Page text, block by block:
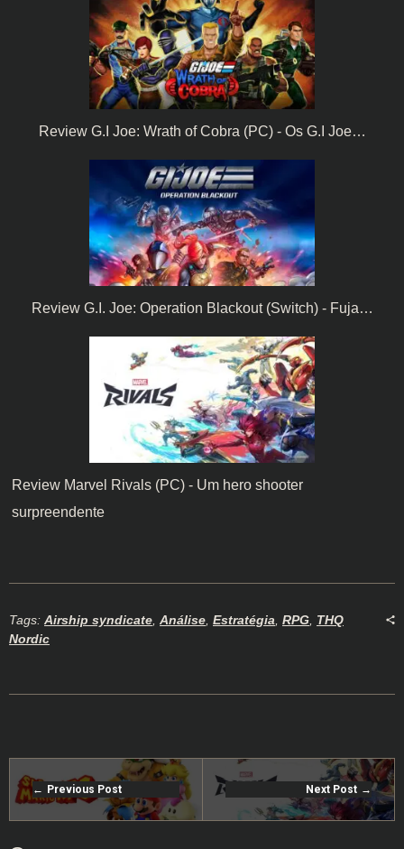
Review G.I Joe: Wrath of Cobra (PC) - Os G.I Joe…
Review G.I. Joe: Operation Blackout (Switch) - Fuja…
Review Marvel Rivals (PC) - Um hero shooter
surpreendente
Tags: Airship syndicate Análise Estratégia RPG THQ
Nordic
Previous Post Next Post